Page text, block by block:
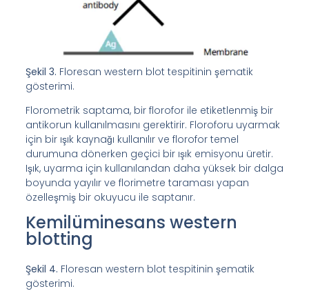
Şekil 3. Floresan western blot tespitinin şematik
gösterimi.
Florometrik saptama, bir florofor ile etiketlenmiş bir
antikorun kullanılmasını gerektirir. Floroforu uyarmak
için bir ışık kaynağı kullanılır ve florofor temel
durumuna dönerken geçici bir ışık emisyonu üretir.
Işık, uyarma için kullanılandan daha yüksek bir dalga
boyunda yayılır ve florimetre taraması yapan
özelleşmiş bir okuyucu ile saptanır.
Kemilüminesans western
blotting
Şekil 4. Floresan western blot tespitinin şematik
gösterimi.